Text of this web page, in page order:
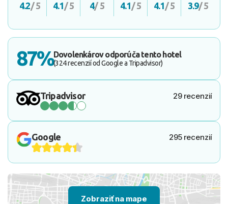
4.2/ 5 4.1/ 5 4/ 5 4.1/ 5 4.1/ 5 3.9/ 5
87%Dovolenkárov odporúča tento hotel
(324 recenzií od Google a Tripadvisor)
Tripadvisor 29 recenzií
Google 295 recenzií
Zobraziť na mape